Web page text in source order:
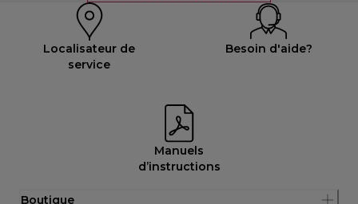
Localisateur de
service
Besoin d'aide?
Manuels
d’instructions
Boutique